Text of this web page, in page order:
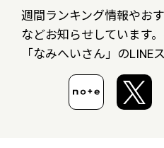
週間ランキング情報やお
などお知らせしています
「なみへいさん」のLINE